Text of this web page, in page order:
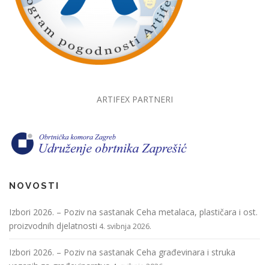
ARTIFEX PARTNERI
NOVOSTI
Izbori 2026. – Poziv na sastanak Ceha metalaca, plastičara i ost.
proizvodnih djelatnosti 4. svibnja 2026.
Izbori 2026. – Poziv na sastanak Ceha građevinara i struka